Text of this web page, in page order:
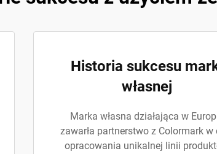
Historia sukcesu
własnej
Marka własna działająca w
zawarła partnerstwo z Colormark w
opracowania unikalnej linii